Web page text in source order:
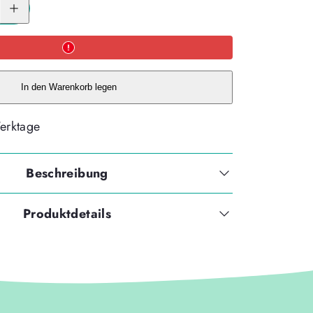
für
McNeill
–
Motivanhänger
Schulranzen
und
erhöhen
In den Warenkorb legen
Beschreibung
Produktdetails